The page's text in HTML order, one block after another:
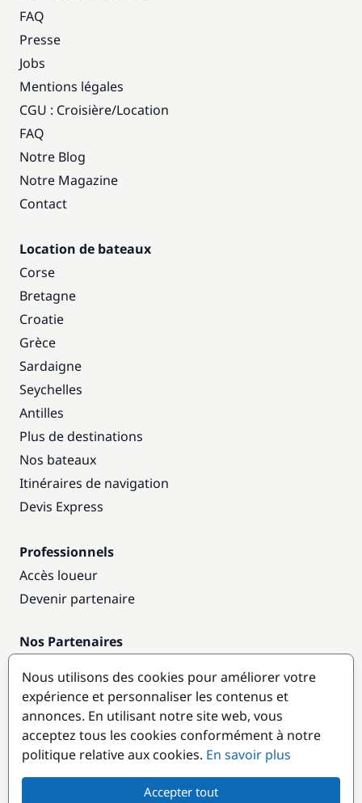
FAQ
Presse
Jobs
Mentions légales
CGU : Croisière/Location
FAQ
Notre Blog
Notre Magazine
Contact
Location de bateaux
Corse
Bretagne
Croatie
Grèce
Sardaigne
Seychelles
Antilles
Plus de destinations
Nos bateaux
Itinéraires de navigation
Devis Express
Professionnels
Accès loueur
Devenir partenaire
Nos Partenaires
Destinations populaires
Nous utilisons des cookies pour améliorer votre
expérience et personnaliser les contenus et
annonces. En utilisant notre site web, vous
acceptez tous les cookies conformément à notre
politique relative aux cookies. En savoir plus
Accepter tout